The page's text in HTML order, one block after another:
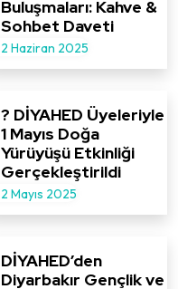
Buluşmaları: Kahve &
Sohbet Daveti
2 Haziran 2025
? DİYAHED Üyeleriyle
1 Mayıs Doğa
Yürüyüşü Etkinliği
Gerçekleştirildi
2 Mayıs 2025
DİYAHED’den
Diyarbakır Gençlik ve